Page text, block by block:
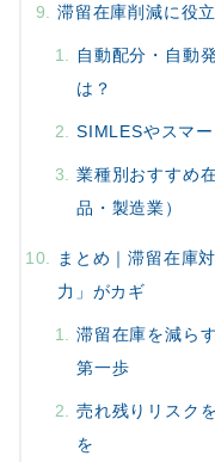
滞留在庫削減に役
自動配分・自動
は？
SIMLESやスマ
業種別おすすめ
品・製造業）
まとめ｜滞留在庫
力」がカギ
滞留在庫を減ら
第一歩
売れ残りリスク
を